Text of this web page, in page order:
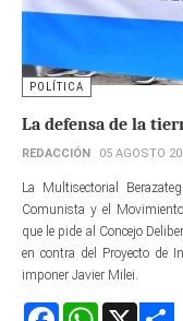
POLÍTICA
La defensa de la
REDACCIÓN 05 AGOSTO
La Multisectorial
Comunista y el
que le pide al Concejo
en contra del Proyecto de
imponer Javier Milei.
FacebookWhatsApp